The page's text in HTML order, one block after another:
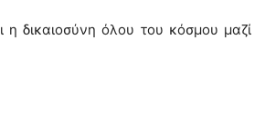
η δικαιοσύνη όλου του κόσμου μαζί